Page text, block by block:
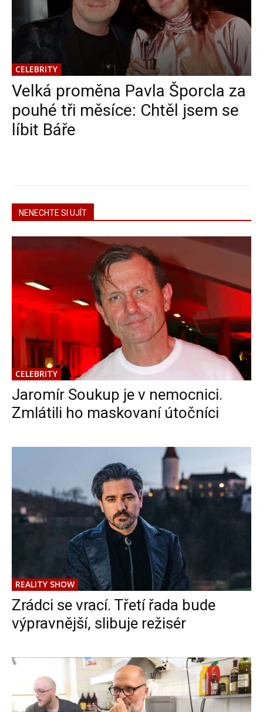
CELEBRITY
Velká proměna Pavla Šporcla za
pouhé tři měsíce: Chtěl jsem se
líbit Báře
NENECHTE SI UJÍT
CELEBRITY
Jaromír Soukup je v nemocnici.
Zmlátili ho maskovaní útočníci
REALITY SHOW
Zrádci se vrací. Třetí řada bude
výpravnější, slibuje režisér